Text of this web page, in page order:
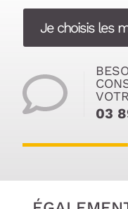
Je choisis les
03